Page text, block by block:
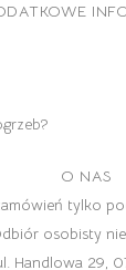
O NAS
tylko
osobisty
Handlowa 29,